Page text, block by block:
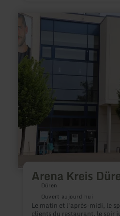
Arena Kreis
Düren
Ouvert aujourd'hui
Le matin et l'après-midi, le
clients du restaurant, le soir
en
savoir
Arena
Kreis
Düren